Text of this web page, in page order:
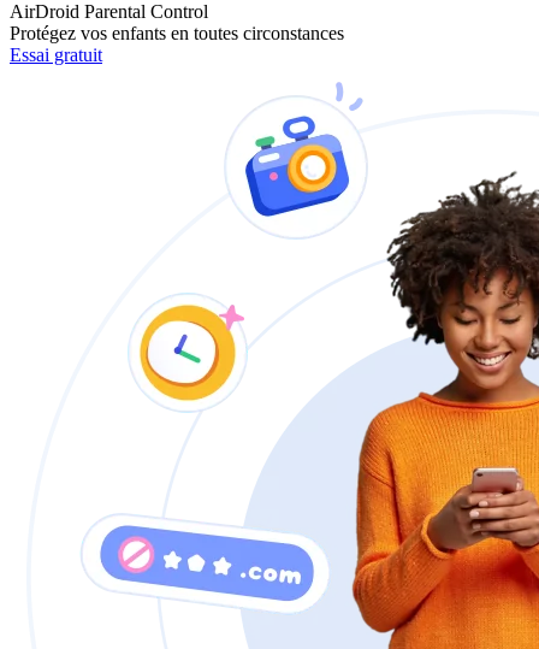
AirDroid Parental Control
Protégez vos enfants en toutes circonstances
Essai gratuit